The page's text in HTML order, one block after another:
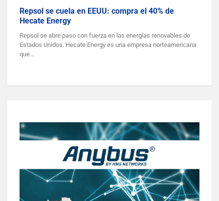
Repsol se cuela en EEUU: compra el 40% de
Hecate Energy
Repsol se abre paso con fuerza en las energías renovables de
Estados Unidos. Hecate Energy es una empresa norteamericana
que…